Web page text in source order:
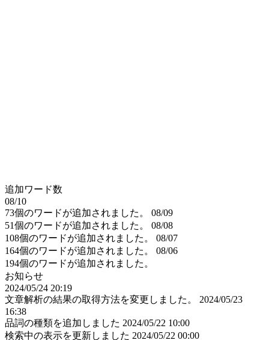
追加ワード数
08/10
73個のワードが追加されました。
08/09
51個のワードが追加されました。
08/08
108個のワードが追加されました。
08/07
164個のワードが追加されました。
08/06
194個のワードが追加されました。
お知らせ
2024/05/24 20:19
文章解析の結果の取得方法を変更しました。
2024/05/23
16:38
品詞の種類を追加しました 2024/05/22 10:00
検索中の表示を更新しました 2024/05/22 00:00